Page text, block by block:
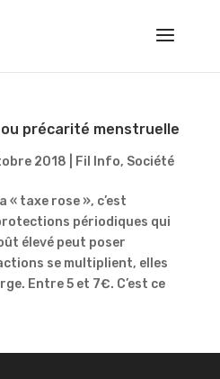
précarité menstruelle
2018 Fil Info, Société
« taxe rose », c’est
périodiques qui
élevé peut poser
se multiplient, elles
Entre 5 et 7€. C’est ce